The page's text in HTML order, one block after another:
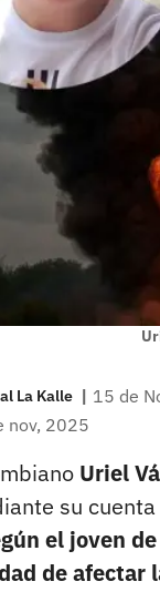
La Kalle | 15 de
nov, 2025
Uriel
su
el joven
de afectar